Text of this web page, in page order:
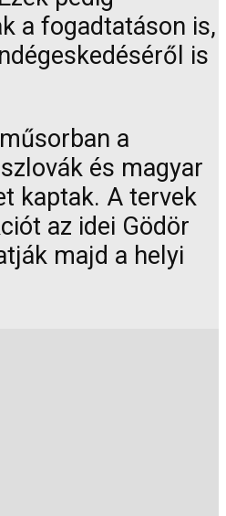
a fogadtatáson is,
is
a
és magyar
kaptak. A tervek
az idei Gödör
majd a helyi